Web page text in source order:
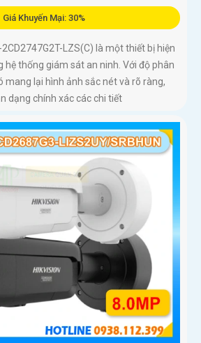
Giá Khuyến Mại: 30%
LZS(C) là một thiết bị hiện
hệ thống giám sát an ninh. Với độ phân
mang lại hình ảnh sắc nét và rõ ràng,
dạng chính xác các chi tiết